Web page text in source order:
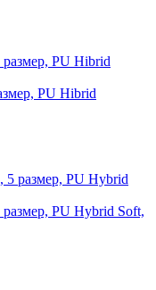
PU Hibrid
PU Hybrid Soft,